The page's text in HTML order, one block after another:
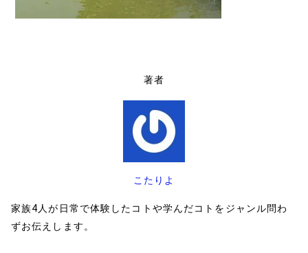
著者
こたりよ
家族4人が日常で体験したコトや学んだコトをジャンル問わ
ずお伝えします。